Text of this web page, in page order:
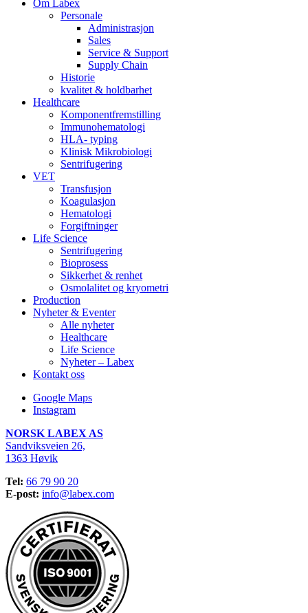
Om Labex
Personale
Administrasjon
Sales
Service & Support
Supply Chain
Historie
kvalitet & holdbarhet
Healthcare
Komponentfremstilling
Immunohematologi
HLA- typing
Klinisk Mikrobiologi
Sentrifugering
VET
Transfusjon
Koagulasjon
Hematologi
Forgiftninger
Life Science
Sentrifugering
Bioprosess
Sikkerhet & renhet
Osmolalitet og kryometri
Production
Nyheter & Eventer
Alle nyheter
Healthcare
Life Science
Nyheter – Labex
Kontakt oss
Google Maps
Instagram
NORSK LABEX AS
Sandviksveien 26,
1363 Høvik
Tel: 66 79 90 20
E-post: info@labex.com